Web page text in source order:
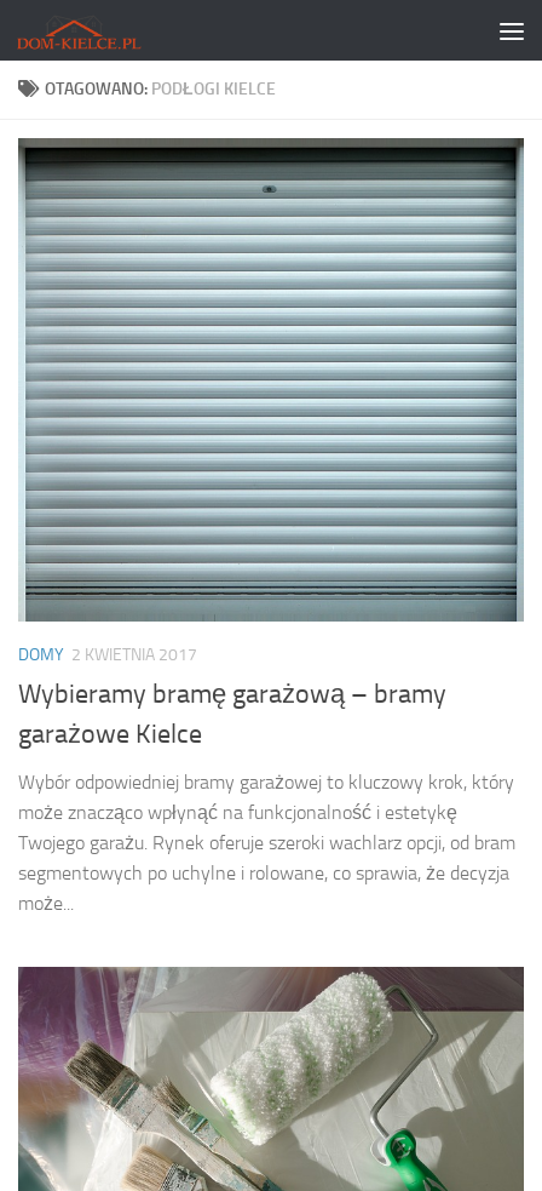
Skip to content
OTAGOWANO: PODŁOGI KIELCE
DOMY 2 KWIETNIA 2017
Wybieramy bramę garażową – bramy
garażowe Kielce
Wybór odpowiedniej bramy garażowej to kluczowy krok, który
może znacząco wpłynąć na funkcjonalność i estetykę
Twojego garażu. Rynek oferuje szeroki wachlarz opcji, od bram
segmentowych po uchylne i rolowane, co sprawia, że decyzja
może...